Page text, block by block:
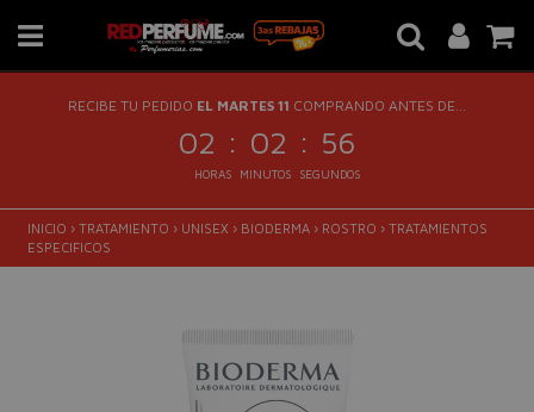
RECIBE TU PEDIDO EL MARTES 11 COMPRANDO ANTES DE...
02 : 02 : 55
HORAS MINUTOS SEGUNDOS
INICIO › TRATAMIENTO › UNISEX › BIODERMA › ROSTRO › TRATAMIENTOS
ESPECIFICOS